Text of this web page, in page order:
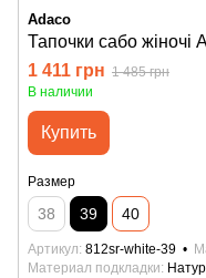
Adaco
Тапочки сабо жіночі
1 411 грн 1 485 грн
В наличии
Купить
Размер
38 39 40
Артикул 812sr-white-39
Материал подкладки